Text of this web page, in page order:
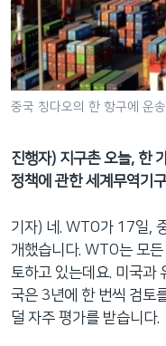
중국 칭다오의 한 항구에 운
진행자) 지구촌 오늘, 한
정책에 관한 세계무역기
기자) 네. WTO가 17일,
개했습니다. WTO는 모
토하고 있는데요. 미국과
국은 3년에 한 번씩 검토
덜 자주 평가를 받습니다.